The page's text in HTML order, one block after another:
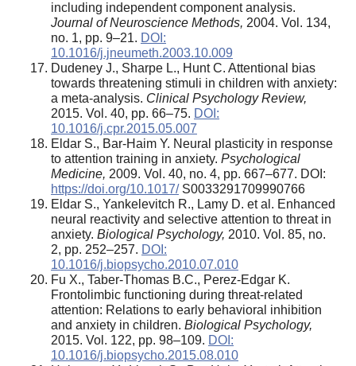
including independent component analysis.
Journal of Neuroscience Methods, 2004. Vol. 134,
no. 1, pp. 9–21. DOI:
10.1016/j.jneumeth.2003.10.009
Dudeney J., Sharpe L., Hunt C. Attentional bias
towards threatening stimuli in children with anxiety:
a meta-analysis. Clinical Psychology Review,
2015. Vol. 40, pp. 66–75. DOI:
10.1016/j.cpr.2015.05.007
Eldar S., Bar-Haim Y. Neural plasticity in response
to attention training in anxiety. Psychological
Medicine, 2009. Vol. 40, no. 4, pp. 667–677. DOI:
https://doi.org/10.1017/S0033291709990766
Eldar S., Yankelevitch R., Lamy D. et al. Enhanced
neural reactivity and selective attention to threat in
anxiety. Biological Psychology, 2010. Vol. 85, no.
2, pp. 252–257. DOI:
10.1016/j.biopsycho.2010.07.010
Fu X., Taber-Thomas B.C., Perez-Edgar K.
Frontolimbic functioning during threat-related
attention: Relations to early behavioral inhibition
and anxiety in children. Biological Psychology,
2015. Vol. 122, pp. 98–109. DOI:
10.1016/j.biopsycho.2015.08.010